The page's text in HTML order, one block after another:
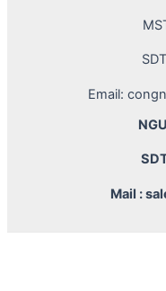
Email:
Mail :